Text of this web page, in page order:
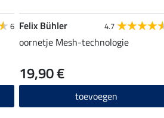
6 Felix Bühler 4.7
oornetje Mesh-technologie
19,90 €
toevoegen